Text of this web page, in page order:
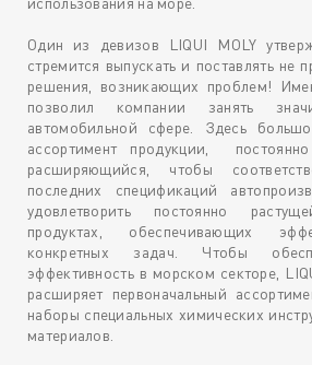
Один из девизов LIQUI MOLY
стремится выпускать и поставлять не
решения, возникающих проблем!
позволил компании занять
автомобильной сфере. Здесь
ассортимент продукции,
расширяющийся, чтобы
последних спецификаций
удовлетворить постоянно
продуктах, обеспечивающих
конкретных задач. Чтобы
эффективность в морском секторе,
расширяет первоначальный
наборы специальных химических
материалов.